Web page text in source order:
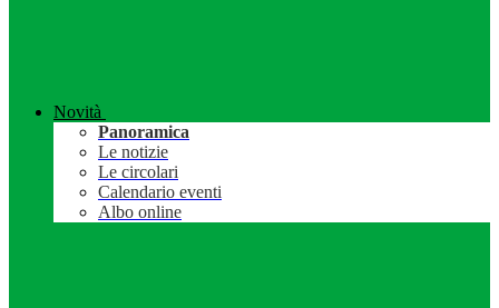
Novità
Panoramica
Le notizie
Le circolari
Calendario eventi
Albo online